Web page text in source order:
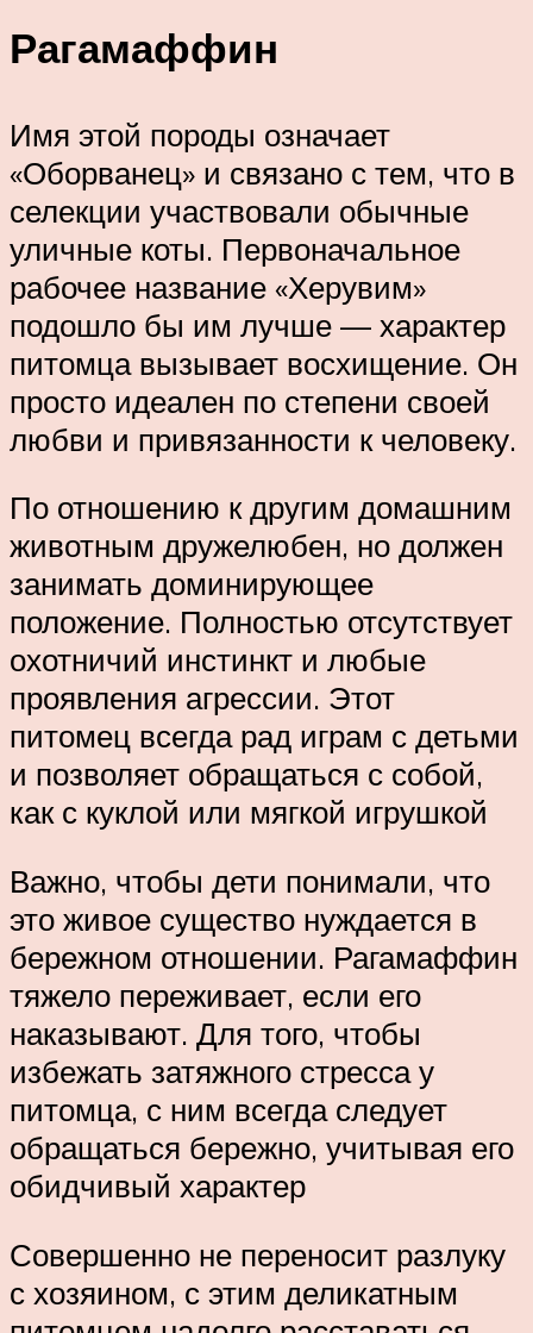
Рагамаффин
Имя этой породы означает
«Оборванец» и связано с тем, что в
селекции участвовали обычные
уличные коты. Первоначальное
рабочее название «Херувим»
подошло бы им лучше — характер
питомца вызывает восхищение. Он
просто идеален по степени своей
любви и привязанности к человеку.
По отношению к другим домашним
животным дружелюбен, но должен
занимать доминирующее
положение. Полностью отсутствует
охотничий инстинкт и любые
проявления агрессии. Этот
питомец всегда рад играм с детьми
и позволяет обращаться с собой,
как с куклой или мягкой игрушкой
Важно, чтобы дети понимали, что
это живое существо нуждается в
бережном отношении. Рагамаффин
тяжело переживает, если его
наказывают. Для того, чтобы
избежать затяжного стресса у
питомца, с ним всегда следует
обращаться бережно, учитывая его
обидчивый характер
Совершенно не переносит разлуку
с хозяином, с этим деликатным